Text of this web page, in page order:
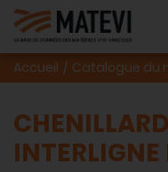
Accueil Catalogue du